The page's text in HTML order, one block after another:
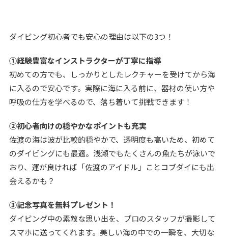
ダイビング初心者でも安心の理由は以下の3つ！
①経験豊富なインストラクターが丁寧に指導
初めての方でも、しっかりとしたレクチャーを受けてから海
に入るので安心です。実際に海に入る前に、器材の使い方や
呼吸の仕方を学べるので、落ち着いて挑戦できます！
②初心者向けの穏やかなポイントも充実
佐渡の海は波が比較的穏やかで、透明度も高いため、初めて
のダイビングにも最適。浅瀬でもたくさんの魚たちが泳いで
おり、運が良ければ「佐渡のアイドル」ことコブダイにも出
会えるかも？
③記念写真を無料プレゼント！
ダイビング中の素敵な思い出を、プロのスタッフが撮影して
スマホに送ってくれます。美しい海の中での一瞬を、大切な